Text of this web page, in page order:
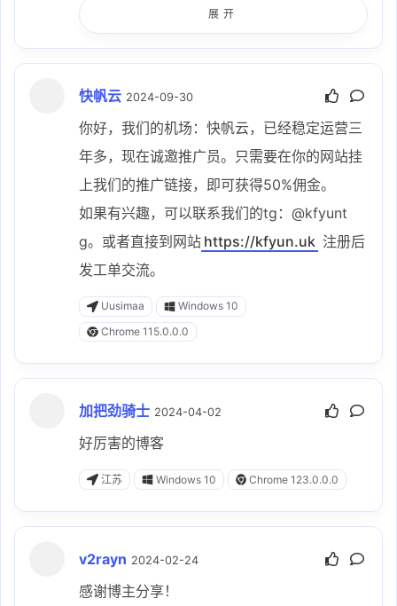
xiaozou.top/about
湖南
Windows NT 11.0
展开
快帆云 2024-09-30
你好，我们的机场：快帆云，已经稳定运营三
年多，现在诚邀推广员。只需要在你的网站挂
上我们的推广链接，即可获得50%佣金。
如果有兴趣，可以联系我们的tg：@kfyunt
g。或者直接到网站 https://kfyun.uk 注册后
发工单交流。
Uusimaa
Windows 10
Chrome 115.0.0.0
加把劲骑士 2024-04-02
好厉害的博客
江苏 Windows 10 Chrome 123.0.0.0
v2rayn 2024-02-24
感谢博主分享！